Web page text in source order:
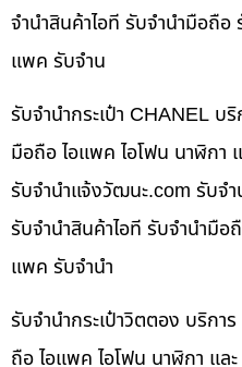
จำนำสินค้าไอที รับจำนำมือถือ
แพค รับจำน
รับจำนำกระเป๋า CHANEL บ
มือถือ ไอแพค ไอโฟน นาฬิกา
รับจํานําแจ้งวัฒนะ.com รับจำ
รับจำนำสินค้าไอที รับจำนำมือ
แพค รับจำนำ
รับจำนำกระเป๋าวิตตอง บริกา
ถือ ไอแพค ไอโฟน นาฬิกา แล